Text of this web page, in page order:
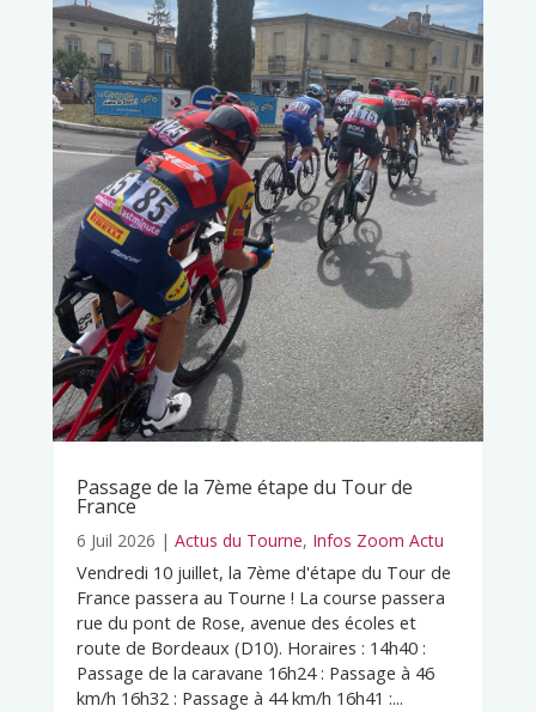
Passage de la 7ème étape du Tour de
France
6 Juil 2026 | Actus du Tourne, Infos Zoom Actu
Vendredi 10 juillet, la 7ème d'étape du Tour de
France passera au Tourne ! La course passera
rue du pont de Rose, avenue des écoles et
route de Bordeaux (D10). Horaires : 14h40 :
Passage de la caravane 16h24 : Passage à 46
km/h 16h32 : Passage à 44 km/h 16h41 :...